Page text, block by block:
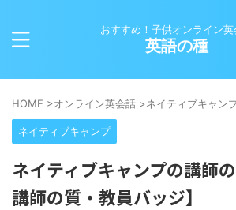
おすすめ！子供オンライン英
英語の種
HOME >オンライン英会話 >ネイティブキャン
ネイティブキャンプ
ネイティブキャンプの講師
講師の質・教員バッジ】